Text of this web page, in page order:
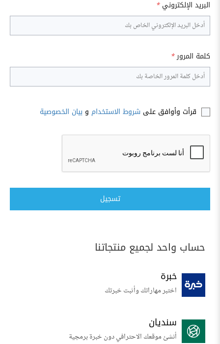
البريد الإلكتروني *
كلمة المرور*
قرأت وأوافق على شروط الاستخدام و بيان الخصوصية
تسجيل
حساب واحد لجميع منتجاتنا
خبرة
اختبر مهاراتك وأثبت خبرتك
سنديان
أنشئ موقعك الاحترافي دون خبرة برمجية